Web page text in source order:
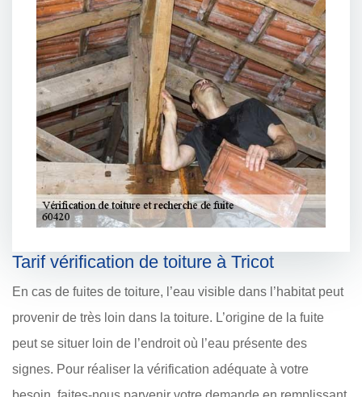
Tarif vérification de toiture à Tricot
En cas de fuites de toiture, l’eau visible dans l’habitat peut
provenir de très loin dans la toiture. L’origine de la fuite
peut se situer loin de l’endroit où l’eau présente des
signes. Pour réaliser la vérification adéquate à votre